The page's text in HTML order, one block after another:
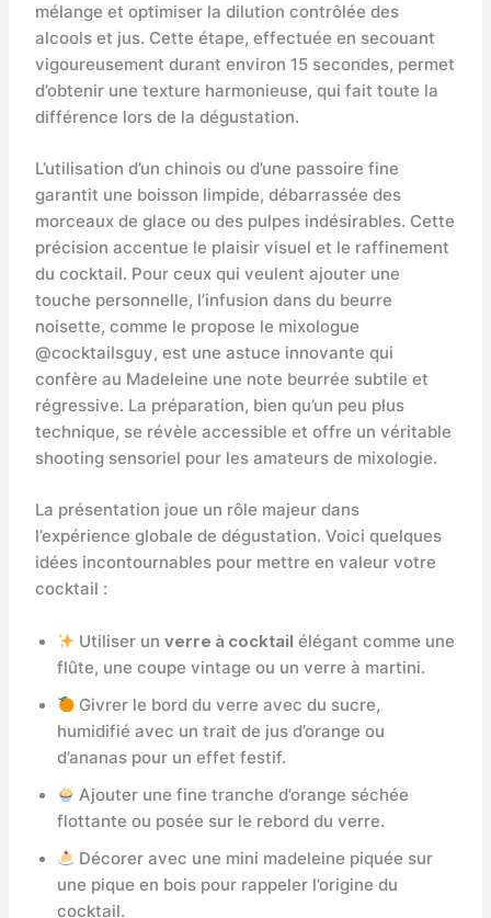
mélange et optimiser la dilution contrôlée des
alcools et jus. Cette étape, effectuée en secouant
vigoureusement durant environ 15 secondes, permet
d’obtenir une texture harmonieuse, qui fait toute la
différence lors de la dégustation.
L’utilisation d’un chinois ou d’une passoire fine
garantit une boisson limpide, débarrassée des
morceaux de glace ou des pulpes indésirables. Cette
précision accentue le plaisir visuel et le raffinement
du cocktail. Pour ceux qui veulent ajouter une
touche personnelle, l’infusion dans du beurre
noisette, comme le propose le mixologue
@cocktailsguy, est une astuce innovante qui
confère au Madeleine une note beurrée subtile et
régressive. La préparation, bien qu’un peu plus
technique, se révèle accessible et offre un véritable
shooting sensoriel pour les amateurs de mixologie.
La présentation joue un rôle majeur dans
l’expérience globale de dégustation. Voici quelques
idées incontournables pour mettre en valeur votre
cocktail :
Utiliser unverre à cocktail élégant comme une
flûte, une coupe vintage ou un verre à martini.
Givrer le bord du verre avec du sucre,
humidifié avec un trait de jus d’orange ou
d’ananas pour un effet festif.
Ajouter une fine tranche d’orange séchée
flottante ou posée sur le rebord du verre.
Décorer avec une mini madeleine piquée sur
une pique en bois pour rappeler l’origine du
cocktail.